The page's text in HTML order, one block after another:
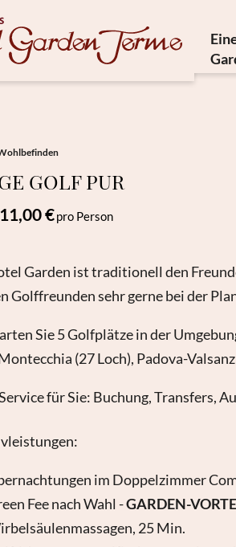
GOLF PUR
€pro Person
Garden ist traditionell den
Golffreunden sehr gerne bei der
Sie 5 Golfplätze in der
(27 Loch), Padova-
für Sie: Buchung, Transfers,
im Doppelzimmer
Fee nach Wahl -GARDEN-
25 Min.